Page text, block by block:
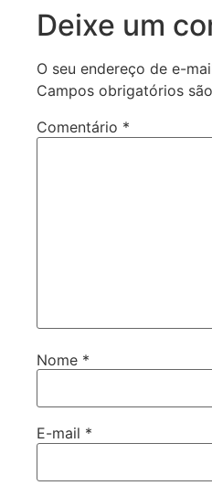
Deixe um
O seu endereço de e-
Campos obrigatórios
Comentário *
Nome *
E-mail *